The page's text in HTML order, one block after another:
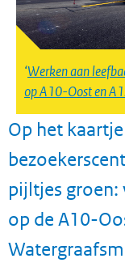
Werken aan
op A10-Oost en
Op het
pijltjes groen:
op de A10-